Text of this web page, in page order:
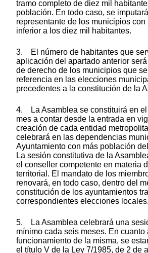
tramo completo de diez mil
población. En todo caso, se
representante de los municipios
inferior a los diez mil habitantes.
3. El número de habitantes que
aplicación del apartado anterior
de derecho de los municipios que
referencia en las elecciones
precedentes a la constitución de la
4. La Asamblea se constituirá en el
mes a contar desde la entrada en
creación de cada entidad
celebrará en las dependencias
Ayuntamiento con más población
La sesión constitutiva de la
el conseller competente en materia
territorial. El mandato de los
renovará, en todo caso, dentro del
constitución de los ayuntamientos
correspondientes elecciones locales.
5. La Asamblea celebrará una
mínimo cada seis meses. En cuanto
funcionamiento de la misma, se
el título V de la Ley 7/1985, de 2 de